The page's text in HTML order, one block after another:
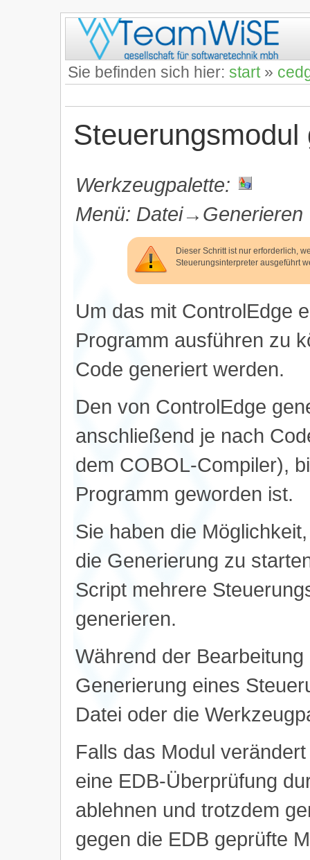
Sie befinden sich hier: start»
Steuerungsmodul
Werkzeugpalette:
Menü: Datei→Generieren
Dieser Schritt ist nur erforderlich,
Steuerungsinterpreter ausgeführt
Um das mit ControlEdge
Programm ausführen zu
Code generiert werden.
Den von ControlEdge
anschließend je nach
dem COBOL-Compiler),
Programm geworden ist.
Sie haben die
die Generierung zu
Script mehrere
generieren.
Während der
Generierung eines
Datei oder die
Falls das Modul
eine EDB-Überprüfung
ablehnen und trotzdem
gegen die EDB geprüfte